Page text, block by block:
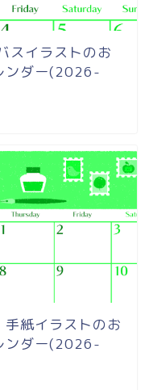
スイラストのお
ンダー(2026-
紙イラストのお
ンダー(2026-